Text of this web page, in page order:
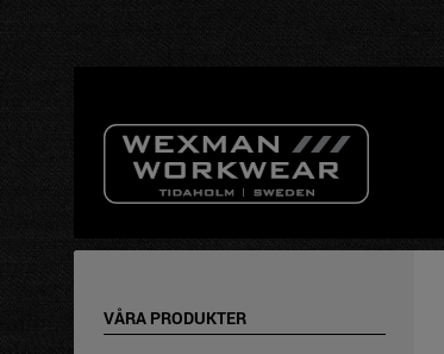
VÅRA PRODUKTER